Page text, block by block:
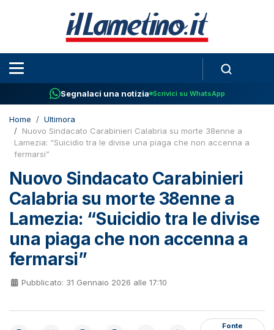
Segnalaci una notizia Scrivici su WhatsApp
Home
Ultimora
Nuovo Sindacato Carabinieri Calabria su morte 38enne a
Lamezia: “Suicidio tra le divise una piaga che non accenna a
fermarsi”
Nuovo Sindacato Carabinieri
Calabria su morte 38enne a
Lamezia: “Suicidio tra le divise
una piaga che non accenna a
fermarsi”
Pubblicato: 31 Gennaio 2026 alle 17:10
Fonte